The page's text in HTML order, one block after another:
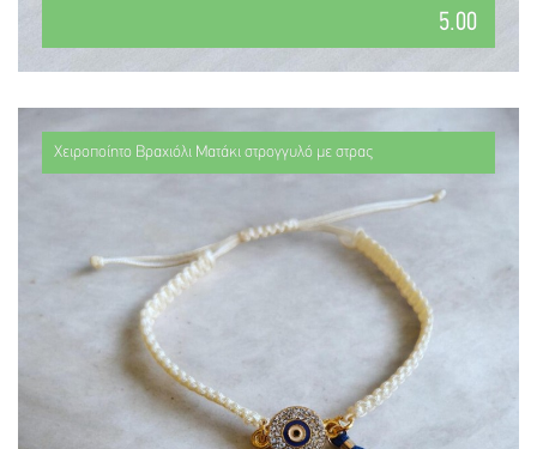
5.00
Χειροποίητο Βραχιόλι Ματάκι στρογγυλό με στρας